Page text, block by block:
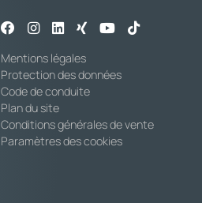
Mentions légales
Protection des données
Code de conduite
Plan du site
Conditions générales de vente
Paramètres des cookies